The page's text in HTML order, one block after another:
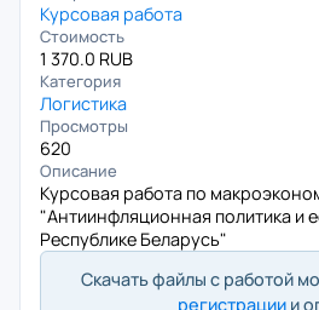
Курсовая работа
Стоимость
1 370.0 RUB
Категория
Логистика
Просмотры
620
Описание
Курсовая работа по
"Антиинфляционная политика и
Республике Беларусь"
Скачать файлы с работой
регистрации и